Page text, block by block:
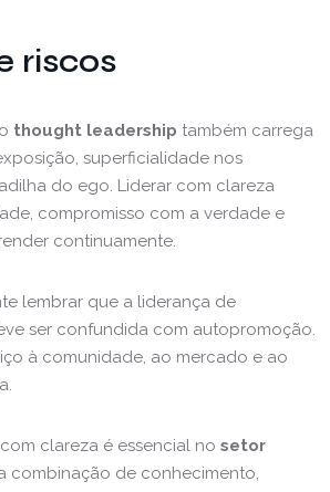
riscos
thought leadership também carrega
superficialidade nos
do ego. Liderar com clareza
compromisso com a verdade e
continuamente.
lembrar que a liderança de
ser confundida com autopromoção.
à comunidade, ao mercado e ao
clareza é essencial no setor
combinação de conhecimento,